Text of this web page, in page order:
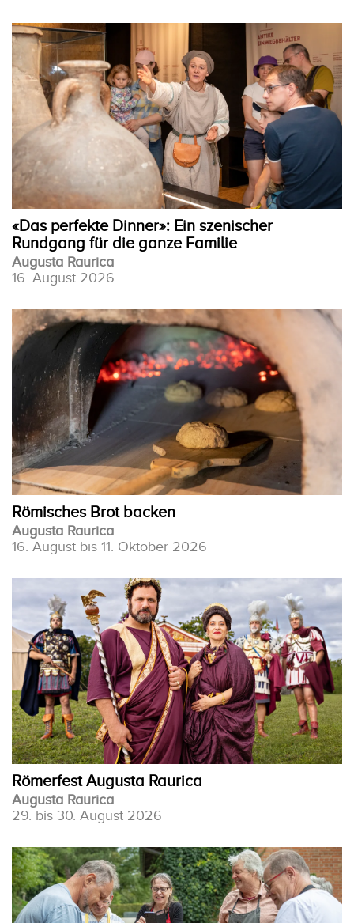
«Das perfekte Dinner»: Ein szenischer
Rundgang für die ganze Familie
Augusta Raurica
16. August 2026
Römisches Brot backen
Augusta Raurica
16. August bis 11. Oktober 2026
Römerfest Augusta Raurica
Augusta Raurica
29. bis 30. August 2026